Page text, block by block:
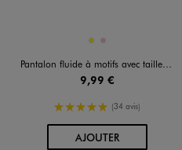
Disponible en 2 coloris
JAUNE
Pantalon fluide à motifs avec taille élastique bébé fille
9,99 €
5/5 de moyenne
(34 avis)
AJOUTERAU PANIER